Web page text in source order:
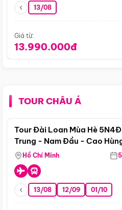
13/08
Giá từ:
13.990.000đ
TOUR CHÂU Á
Tour Đài Loan Mùa Hè
Trung - Nam Đầu - Cao
Hồ Chí Minh
13/08 12/09 01/10